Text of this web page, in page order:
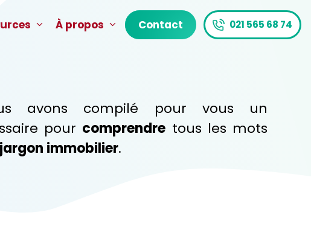
À propos Contact 021 565 68 74
avons compilé pour vous un
pour comprendre tous les mots
jargon immobilier.